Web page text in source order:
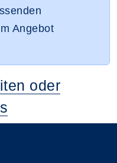
Angebot
oder